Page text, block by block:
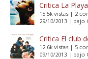
Critica La
15.5k vistas | 2
29/10/2013 | bajo
Critica El club
12.6k vistas | 5
09/10/2013 | bajo